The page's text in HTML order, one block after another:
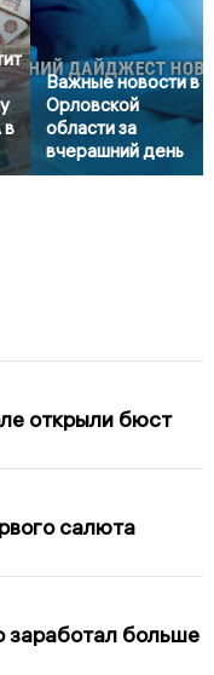
в
Важные новости в
Орловской
области за
вчерашний день
открыли бюст
салюта
заработал больше